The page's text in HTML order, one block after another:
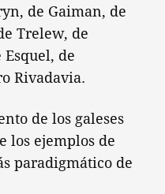
de Gaiman, de
Trelew, de
de
Rivadavia.
de los galeses
los ejemplos de
paradigmático de